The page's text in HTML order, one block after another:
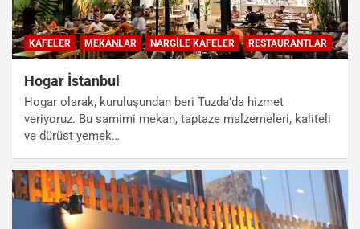
KAFELER MEKANLAR NARGILE KAFELER RESTAURANTLAR
Hogar İstanbul
Hogar olarak, kuruluşundan beri Tuzda’da hizmet
veriyoruz. Bu samimi mekan, taptaze malzemeleri, kaliteli
ve dürüst yemek…